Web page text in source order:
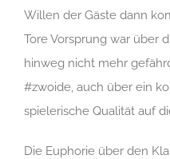
Willen der Gäste dann
Tore Vorsprung war über
hinweg nicht mehr
#zwoide, auch über ein
spielerische Qualität auf
Die Euphorie über den